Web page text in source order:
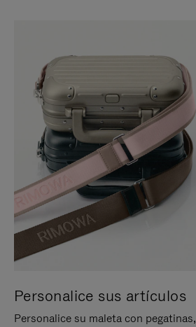
Personalice sus artículos
Personalice su maleta con pegatinas,